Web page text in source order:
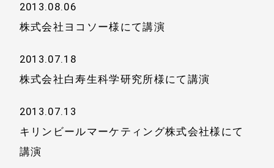
2013.08.06
株式会社ヨコソー様にて講演
2013.07.18
株式会社白寿生科学研究所様にて講演
2013.07.13
キリンビールマーケティング株式会社様にて
講演